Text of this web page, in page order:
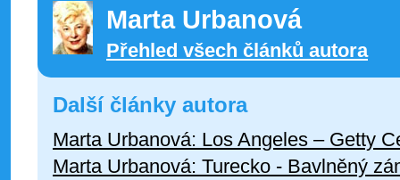
Marta Urbanová
Přehled všech článků autora
Další články autora
Marta Urbanová: Los Angeles – Getty
Marta Urbanová: Turecko - Bavlněný